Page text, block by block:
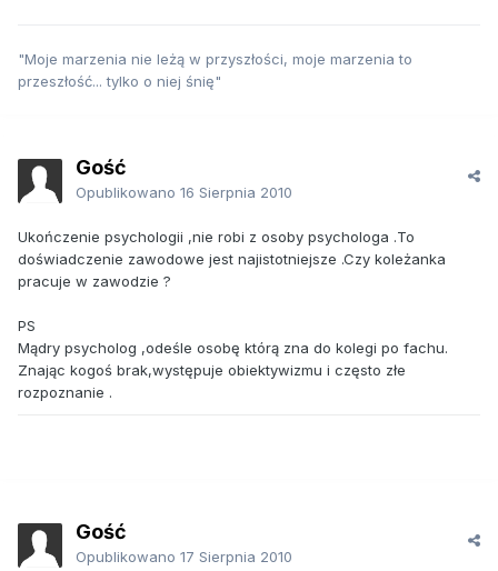
"Moje marzenia nie leżą w przyszłości, moje marzenia to
przeszłość... tylko o niej śnię"
Gość
Opublikowano 16 Sierpnia 2010
Ukończenie psychologii ,nie robi z osoby psychologa .To
doświadczenie zawodowe jest najistotniejsze .Czy koleżanka
pracuje w zawodzie ?
PS
Mądry psycholog ,odeśle osobę którą zna do kolegi po fachu.
Znając kogoś brak,występuje obiektywizmu i często złe
rozpoznanie .
Gość
Opublikowano 17 Sierpnia 2010